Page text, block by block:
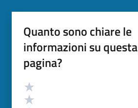
Quanto sono chiare le
informazioni su questa
pagina?
Valutazione